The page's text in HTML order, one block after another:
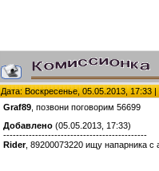
Дата: Воскресенье, 05.05.2013,
Graf89 , позвони поговорим 56699
Добавлено (05.05.2013, 17:33)
---------------------------------------------
Rider, 89200073220 ищу напарника с